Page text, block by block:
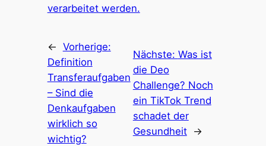
verarbeitet werden.
← Vorherige:
Definition
Transferaufgaben
– Sind die
Denkaufgaben
wirklich so
wichtig?
Nächste: Was ist
die Deo
Challenge? Noch
ein TikTok Trend
schadet der
Gesundheit
→